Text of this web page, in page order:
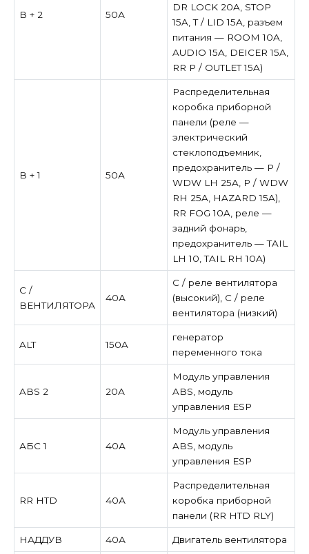
В + 2 50А
DR LOCK 20A, STOP
15A, T / LID 15A, разъем
питания — ROOM 10A,
AUDIO 15A, DEICER 15A,
RR P / OUTLET 15A)
В + 1 50А
Распределительная
коробка приборной
панели (реле —
электрический
стеклоподъемник,
предохранитель — P /
WDW LH 25A, P / WDW
RH ​​25A, HAZARD 15A),
RR FOG 10A, реле —
задний фонарь,
предохранитель — TAIL
LH 10, TAIL RH 10A)
С /
ВЕНТИЛЯТОРА
40А
C / реле вентилятора
(высокий), C / реле
вентилятора (низкий)
ALT 150A
генератор
переменного тока
ABS 2 20А
Модуль управления
ABS, модуль
управления ESP
АБС 1 40А
Модуль управления
ABS, модуль
управления ESP
RR HTD 40А
Распределительная
коробка приборной
панели (RR HTD RLY)
НАДДУВ 40А Двигатель вентилятора